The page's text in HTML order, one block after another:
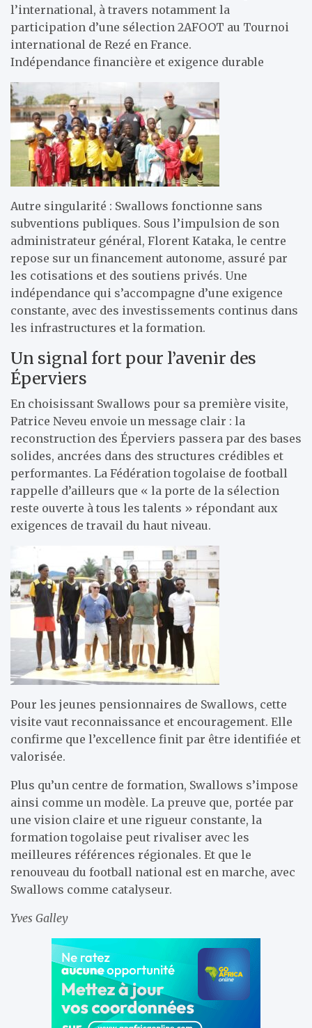
l’international, à travers notamment la
participation d’une sélection 2AFOOT au Tournoi
international de Rezé en France.
Indépendance financière et exigence durable
Autre singularité : Swallows fonctionne sans
subventions publiques. Sous l’impulsion de son
administrateur général, Florent Kataka, le centre
repose sur un financement autonome, assuré par
les cotisations et des soutiens privés. Une
indépendance qui s’accompagne d’une exigence
constante, avec des investissements continus dans
les infrastructures et la formation.
Un signal fort pour l’avenir des
Éperviers
En choisissant Swallows pour sa première visite,
Patrice Neveu envoie un message clair : la
reconstruction des Éperviers passera par des bases
solides, ancrées dans des structures crédibles et
performantes. La Fédération togolaise de football
rappelle d’ailleurs que « la porte de la sélection
reste ouverte à tous les talents » répondant aux
exigences de travail du haut niveau.
Pour les jeunes pensionnaires de Swallows, cette
visite vaut reconnaissance et encouragement. Elle
confirme que l’excellence finit par être identifiée et
valorisée.
Plus qu’un centre de formation, Swallows s’impose
ainsi comme un modèle. La preuve que, portée par
une vision claire et une rigueur constante, la
formation togolaise peut rivaliser avec les
meilleures références régionales. Et que le
renouveau du football national est en marche, avec
Swallows comme catalyseur.
Yves Galley